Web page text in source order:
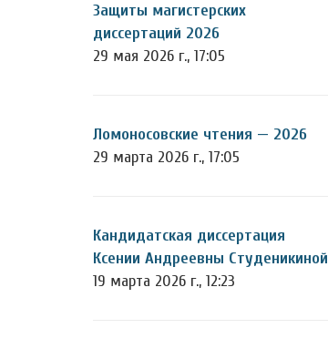
Защиты магистерских
диссертаций 2026
29 мая 2026 г., 17:05
Ломоносовские чтения — 2026
29 марта 2026 г., 17:05
Кандидатская диссертация
Ксении Андреевны Студеникиной
19 марта 2026 г., 12:23